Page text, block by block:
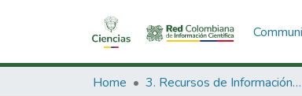
Home 3. Recursos de Información Científica y Tecnológica